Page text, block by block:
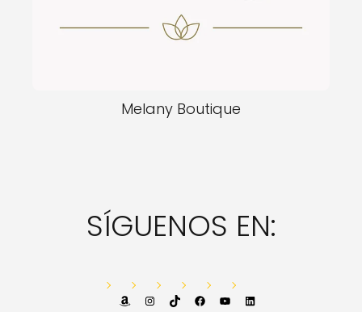
Melany Boutique
SÍGUENOS EN:
AmazonInstagram
TikTok FacebookYouTube